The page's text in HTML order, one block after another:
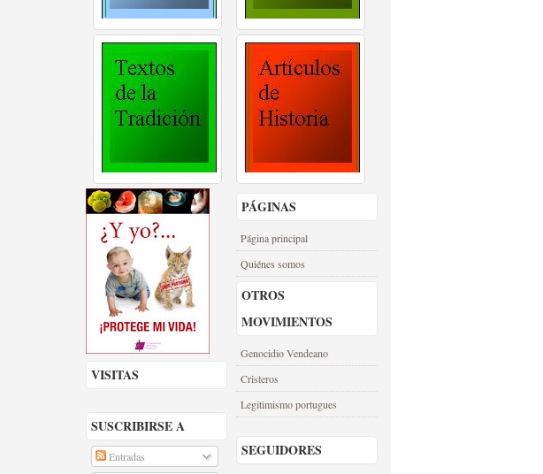
PÁGINAS
Página principal
Quiénes somos
OTROS
MOVIMIENTOS
Genocidio Vendeano
Cristeros
Legitimismo portugues
SEGUIDORES
VISITAS
SUSCRIBIRSE A
Entradas